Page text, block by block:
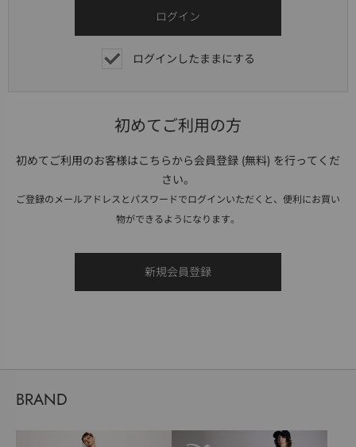
ログインしたままにする
初めてご利用の方
初めてご利用のお客様はこちらから会員登録 (無料) を行ってくだ
さい。
ご登録のメールアドレスとパスワードでログインいただくと、便利にお買い
物ができるようになります。
BRAND